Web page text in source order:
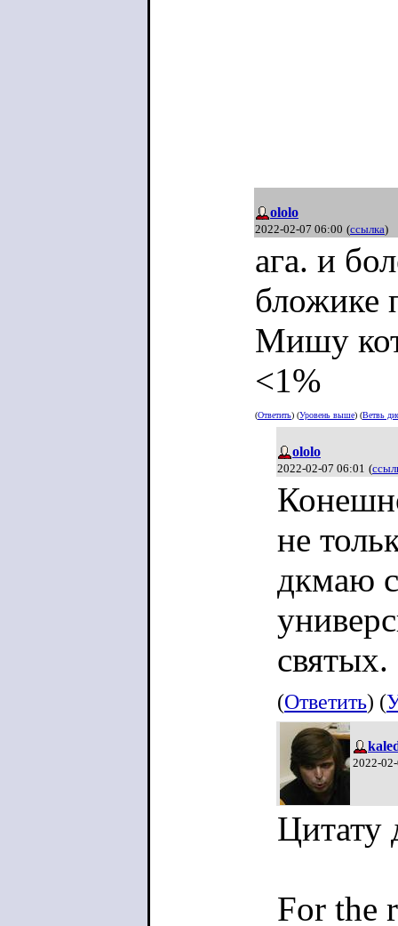
ololo
2022-02-07 06:00 (ссылка)
ага. и
бложике
Мишу
<1%
(Ответить) (Уровень выше) (Ветвь
ololo
2022-02-07 06:01 (
не
дкмаю
святых.
(Ответить) (
2022-
Цитату
For the